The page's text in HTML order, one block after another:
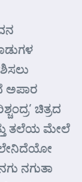
ಅಪಾರ
ಚಿತ್ರದ
ತಲೆಯ ಮೇಲೆ
ನಗುತಾ